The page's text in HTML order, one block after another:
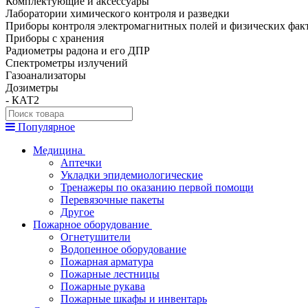
Лаборатории химического контроля и разведки
Приборы контроля электромагнитных полей и физических
Приборы с хранения
Радиометры радона и его ДПР
Спектрометры излучений
Газоанализаторы
Дозиметры
- КАТ2
Популярное
Медицина
Аптечки
Укладки эпидемиологические
Тренажеры по оказанию первой помощи
Перевязочные пакеты
Другое
Пожарное оборудование
Огнетушители
Водопенное оборудование
Пожарная арматура
Пожарные лестницы
Пожарные рукава
Пожарные шкафы и инвентарь